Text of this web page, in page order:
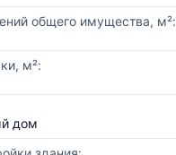
общего имущества, м²:
м²:
дом